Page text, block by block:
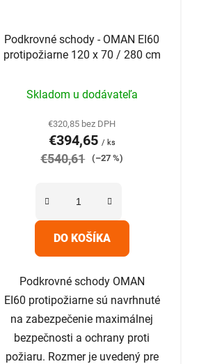
Podkrovné schody - OMAN EI60
protipožiarne 120 x 70 / 280 cm
hodnotenie
produktu
je
5,0
Skladom u dodávateľa
€320,85 bez DPH
€394,65 / ks
€540,61 (–27 %)
DO KOŠÍKA
Podkrovné schody OMAN
EI60 protipožiarne sú navrhnuté
na zabezpečenie maximálnej
bezpečnosti a ochrany proti
požiaru. Rozmer je uvedený pre